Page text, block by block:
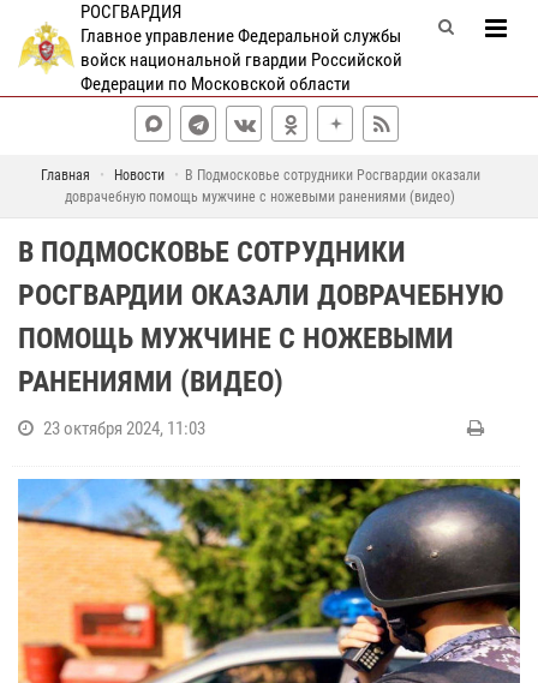
РОСГВАРДИЯ
Главное управление Федеральной службы
войск национальной гвардии Российской
Федерации по Московской области
Главная Новости
В Подмосковье сотрудники Росгвардии оказали
доврачебную помощь мужчине с ножевыми ранениями (видео)
В ПОДМОСКОВЬЕ СОТРУДНИКИ
РОСГВАРДИИ ОКАЗАЛИ ДОВРАЧЕБНУЮ
ПОМОЩЬ МУЖЧИНЕ С НОЖЕВЫМИ
РАНЕНИЯМИ (ВИДЕО)
23 октября 2024, 11:03